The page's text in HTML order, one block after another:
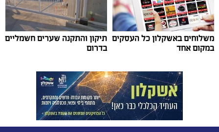
משלוחים באשקלון כל העסקים
במקום אחד
תיקון והתקנה שערים חשמליים
בדרום